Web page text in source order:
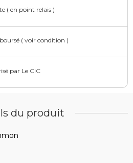
du produit